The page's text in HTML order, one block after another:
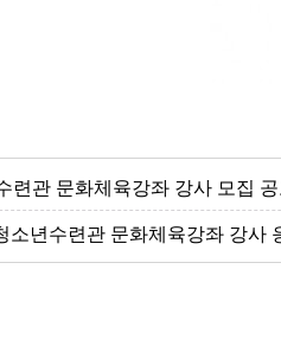
련관 문화체육강좌 강사 모집
소년수련관 문화체육강좌 강사